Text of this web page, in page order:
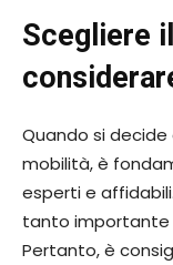
Scegliere
Quando si decide
mobilità, è
esperti e
tanto importante
Pertanto, è